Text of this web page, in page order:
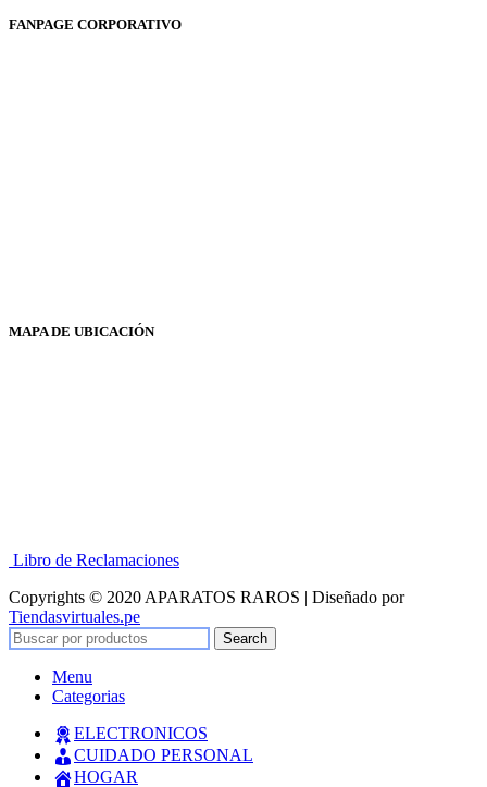
FANPAGE CORPORATIVO
MAPA DE UBICACIÓN
Libro de Reclamaciones
Copyrights © 2020 APARATOS RAROS | Diseñado por
Tiendasvirtuales.pe
Search
Menu
Categorias
ELECTRONICOS
CUIDADO PERSONAL
HOGAR